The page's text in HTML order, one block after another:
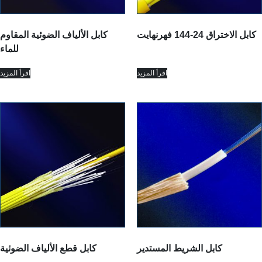
كابل الألياف الضوئية المقاوم
للماء
اقرأ المزيد
كابل الاختراق 24-144 فهرنهايت
اقرأ المزيد
كابل قطع الألياف الضوئية كابل الشريط المستدير